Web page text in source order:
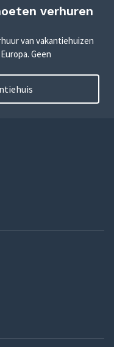
verhuren
van vakantiehuizen
Geen